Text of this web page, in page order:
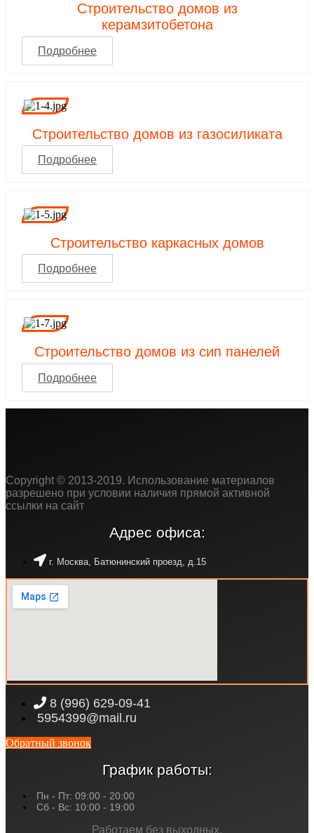
Строительство домов из
керамзитобетона
Подробнее
Строительство домов из газосиликата
Подробнее
Строительство каркасных домов
Подробнее
Строительство домов из сип панелей
Подробнее
Copyright © 2013-2019. Использование материалов
разрешено при условии наличия прямой активной
ссылки на сайт
Адрес офиса:
г. Москва, Батюнинский проезд, д.15
8 (996) 629-09-41
5954399@mail.ru
Обратный звонок
График работы:
Пн - Пт: 09:00 - 20:00
Сб - Вс: 10:00 - 19:00
Работаем без выходных.